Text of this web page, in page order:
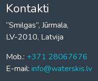
Kontakti
“Smilgas”, Jūrmala,
LV-2010, Latvija
Mob.: +371 28067676
E-mail: info@waterskis.lv